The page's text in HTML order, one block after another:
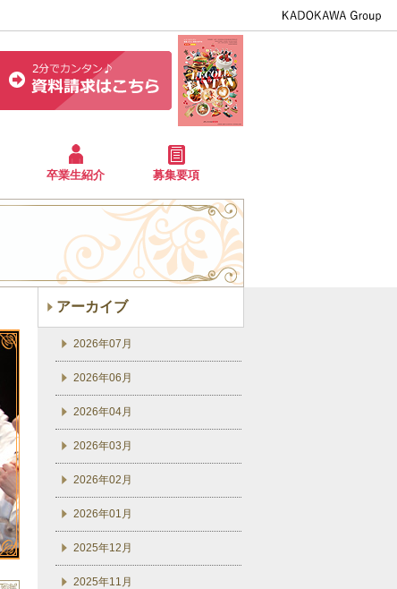
卒業生紹介 募集要項
アーカイブ
2026年07月
2026年06月
2026年04月
2026年03月
2026年02月
2026年01月
2025年12月
2025年11月